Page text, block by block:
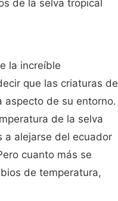
de la selva tropical
la increíble
que las criaturas de
aspecto de su entorno.
de la selva
a alejarse del ecuador
cuanto más se
de temperatura,